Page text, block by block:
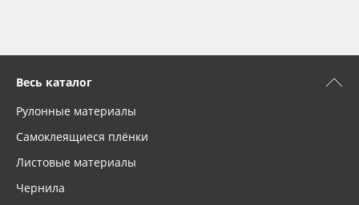
Весь каталог
Рулонные материалы
Самоклеящиеся плёнки
Листовые материалы
Чернила